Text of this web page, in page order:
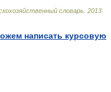
словарь 2013
написать курсовую